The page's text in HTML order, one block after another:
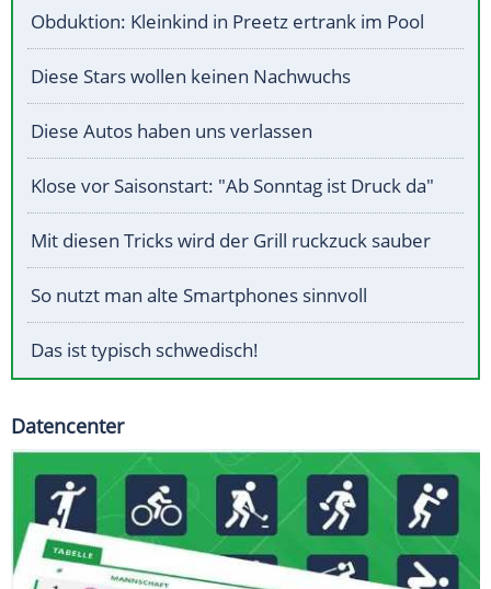
Obduktion: Kleinkind in Preetz ertrank im Pool
Diese Stars wollen keinen Nachwuchs
Diese Autos haben uns verlassen
Klose vor Saisonstart: "Ab Sonntag ist Druck da"
Mit diesen Tricks wird der Grill ruckzuck sauber
So nutzt man alte Smartphones sinnvoll
Das ist typisch schwedisch!
Datencenter